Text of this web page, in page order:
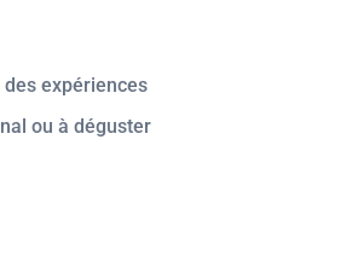
expériences
ou à déguster